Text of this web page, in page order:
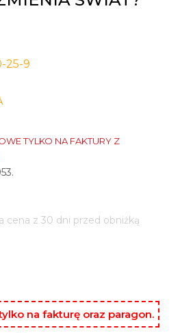
25-9
TYLKO NA FAKTURY Z
cena z 30 dni przed obniżką
na fakturę oraz paragon.